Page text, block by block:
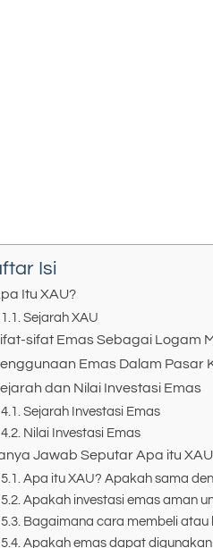
Isi
Itu XAU?
Sejarah XAU
sifat Emas Sebagai Logam
Emas Dalam Pasar
dan Nilai Investasi Emas
Sejarah Investasi Emas
Nilai Investasi Emas
Jawab Seputar Apa itu XAU
Apa itu XAU? Apakah sama
Apakah investasi emas aman
Bagaimana cara membeli atau
Apakah emas dapat